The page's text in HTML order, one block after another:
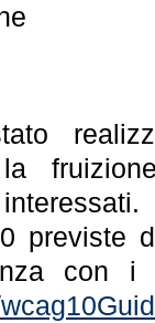
previste
con i